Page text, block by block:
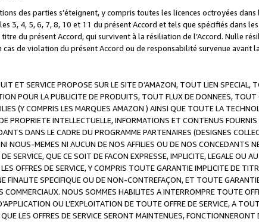
des parties s’éteignent, y compris toutes les licences octroyées dans
3, 4, 5, 6, 7, 8, 10 et 11 du présent Accord et tels que spécifiés dans
du présent Accord, qui survivent à la résiliation de l’Accord. Nulle
de violation du présent Accord ou de responsabilité survenue avant
ET SERVICE PROPOSE SUR LE SITE D’AMAZON, TOUT LIEN SPECIAL,
POUR LA PUBLICITE DE PRODUITS, TOUT FLUX DE DONNEES,
(Y COMPRIS LES MARQUES AMAZON ) AINSI QUE TOUTE LA
PROPRIETE INTELLECTUELLE, INFORMATIONS ET CONTENUS
DANS LE CADRE DU PROGRAMME PARTENAIRES (DESIGNES
NOUS-MEMES NI AUCUN DE NOS AFFILIES OU DE NOS CONCEDANTS
SERVICE, QUE CE SOIT DE FACON EXPRESSE, IMPLICITE, LEGALE OU
OFFRES DE SERVICE, Y COMPRIS TOUTE GARANTIE IMPLICITE DE
FINALITE SPECIFIQUE OU DE NON-CONTREFAÇON, ET TOUTE
NOUS SOMMES HABILITES A INTERROMPRE TOUTE
OU L’EXPLOITATION DE TOUTE OFFRE DE SERVICE, A
LES OFFRES DE SERVICE SERONT MAINTENUES, FONCTIONNERONT